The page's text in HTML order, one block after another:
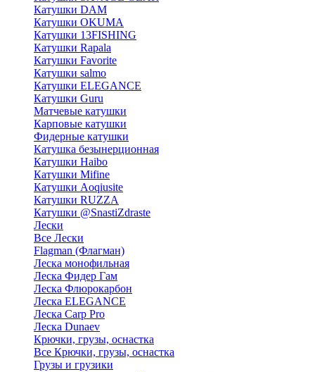
Катушки DAM
Катушки OKUMA
Катушки 13FISHING
Катушки Rapala
Катушки Favorite
Катушки salmo
Катушки ELEGANCE
Катушки Guru
Матчевые катушки
Карповые катушки
Фидерные катушки
Катушка безынерционная
Катушки Haibo
Катушки Mifine
Катушки Aoqiusite
Катушки RUZZA
Катушки @SnastiZdraste
Лески
Все Лески
Flagman (Флагман)
Леска монофильная
Леска Фидер Гам
Леска Флюрокарбон
Леска ELEGANCE
Леска Carp Pro
Леска Dunaev
Крючки, грузы, оснастка
Все Крючки, грузы, оснастка
Грузы и грузики